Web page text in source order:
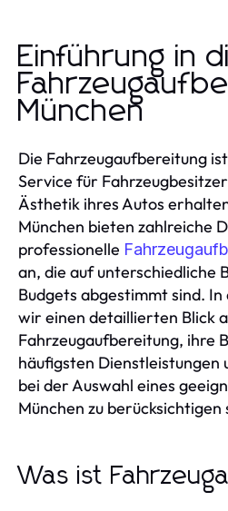
Einführung in
München
Die Fahrzeugaufbereitung
Service für
Ästhetik ihres Autos
München bieten zahlreiche
professionelle
an, die auf unterschiedliche
Budgets abgestimmt sind.
wir einen detaillierten Blick
Fahrzeugaufbereitung, ihre
häufigsten Dienstleistungen
bei der Auswahl eines
München zu berücksichtigen
Was ist